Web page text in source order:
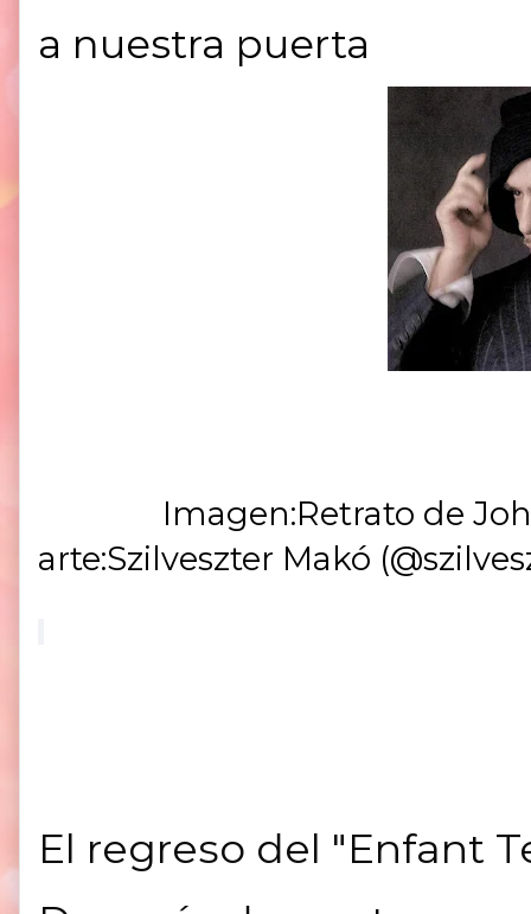
a nuestra puerta
Imagen:Retrato de John
arte:Szilveszter Makó
El regreso del "Enfant